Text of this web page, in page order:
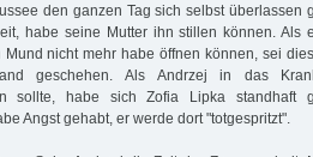
den ganzen Tag sich selbst überlassen
habe seine Mutter ihn stillen können. Als
nicht mehr habe öffnen können, sei
geschehen. Als Andrzej in das
sollte, habe sich Zofia Lipka standhaft
Angst gehabt, er werde dort "totgespritzt".